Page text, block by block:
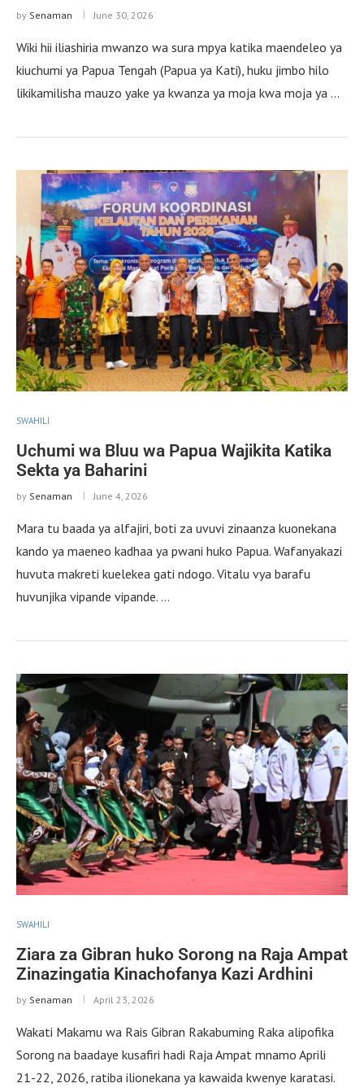
by Senaman June 30, 2026
Wiki hii iliashiria mwanzo wa sura mpya katika maendeleo ya
kiuchumi ya Papua Tengah (Papua ya Kati), huku jimbo hilo
likikamilisha mauzo yake ya kwanza ya moja kwa moja ya …
SWAHILI
Uchumi wa Bluu wa Papua Wajikita Katika
Sekta ya Baharini
by Senaman June 4, 2026
Mara tu baada ya alfajiri, boti za uvuvi zinaanza kuonekana
kando ya maeneo kadhaa ya pwani huko Papua. Wafanyakazi
huvuta makreti kuelekea gati ndogo. Vitalu vya barafu
huvunjika vipande vipande. …
SWAHILI
Ziara za Gibran huko Sorong na Raja Ampat
Zinazingatia Kinachofanya Kazi Ardhini
by Senaman April 23, 2026
Wakati Makamu wa Rais Gibran Rakabuming Raka alipofika
Sorong na baadaye kusafiri hadi Raja Ampat mnamo Aprili
21-22, 2026, ratiba ilionekana ya kawaida kwenye karatasi.